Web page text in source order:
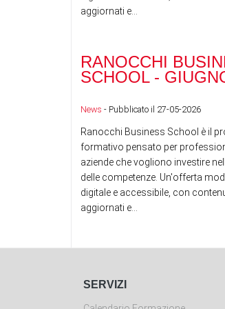
aggiornati e...
RANOCCHI
SCHOOL -
News - Pubblicato il 27-05-2026
Ranocchi Business School è il
formativo pensato per
aziende che vogliono investire
delle competenze. Un'offerta
digitale e accessibile, con
aggiornati e...
SERVIZI